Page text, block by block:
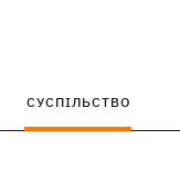
СУСПІЛЬСТВО